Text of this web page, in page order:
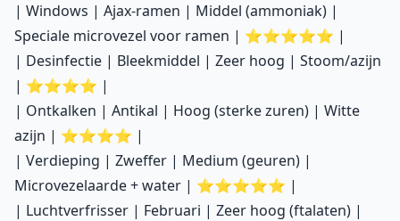
| Windows | Ajax-ramen | Middel (ammoniak) |
Speciale microvezel voor ramen | ⭐⭐⭐⭐⭐ |
| Desinfectie | Bleekmiddel | Zeer hoog | Stoom/azijn
| ⭐⭐⭐⭐ |
| Ontkalken | Antikal | Hoog (sterke zuren) | Witte
azijn | ⭐⭐⭐⭐ |
| Verdieping | Zweffer | Medium (geuren) |
Microvezelaarde + water | ⭐⭐⭐⭐⭐ |
| Luchtverfrisser | Februari | Zeer hoog (ftalaten) |